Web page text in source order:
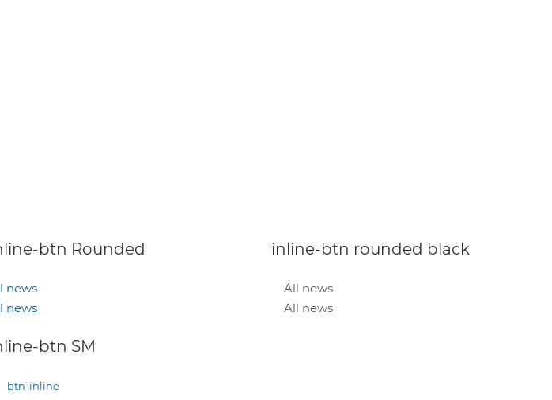
btn Rounded
news
news
inline-btn rounded black
All news
All news
btn SM
btn-inline